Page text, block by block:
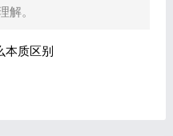
解。
本质区别